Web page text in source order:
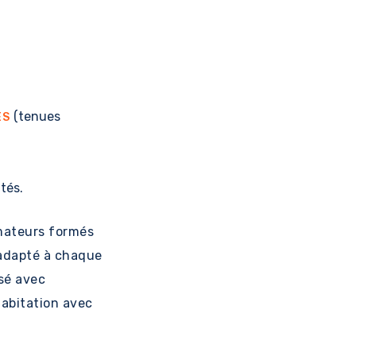
(tenues
formés
à chaque
avec
avec